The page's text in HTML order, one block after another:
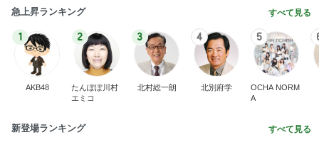
急上昇ランキング すべて見る
1
AKB48
2
たんぽぽ川村
エミコ
3
北村総一朗
4
北別府学
5
OCHA NORM
A
新登場ランキング すべて見る